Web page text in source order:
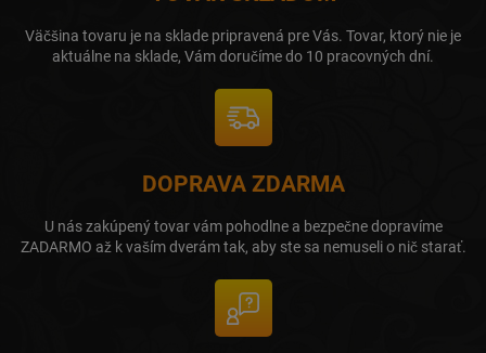
Väčšina tovaru je na sklade pripravená pre Vás. Tovar, ktorý nie je
aktuálne na sklade, Vám doručíme do 10 pracovných dní.
DOPRAVA ZDARMA
U nás zakúpený tovar vám pohodlne a bezpečne dopravíme
ZADARMO až k vaším dverám tak, aby ste sa nemuseli o nič starať.